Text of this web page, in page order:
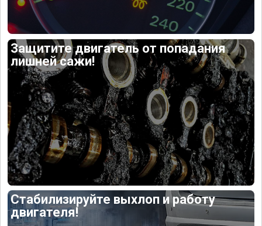
Защитите двигатель от попадания
лишней сажи!
Стабилизируйте выхлоп и работу
двигателя!